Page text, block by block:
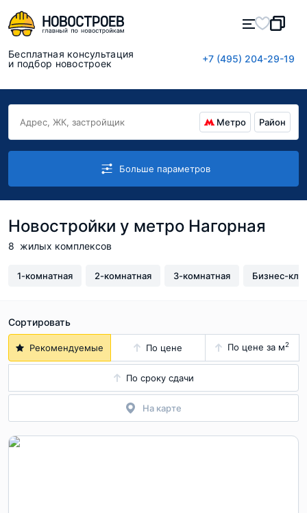
Бесплатная консультация
и подбор новостроек
+7 (495) 204-29-19
Метро Район
Больше параметров
Новостройки у метро Нагорная
8 жилых комплексов
1-комнатная 2-комнатная 3-комнатная Бизнес-
Сортировать
Рекомендуемые По цене По цене за м2
По сроку сдачи
На карте